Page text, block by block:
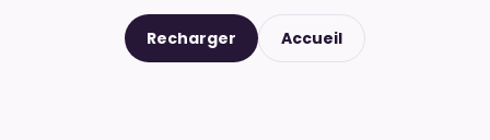
Recharger Accueil